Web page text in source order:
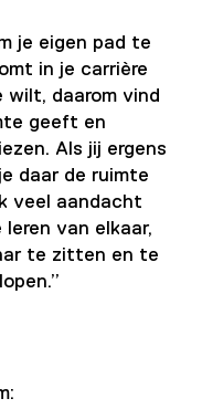
je eigen pad te
in je carrière
daarom vind
geeft en
Als jij ergens
daar de ruimte
veel aandacht
leren van elkaar,
te zitten en te